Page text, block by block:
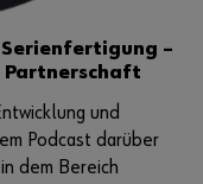
Serienfertigung –
Partnerschaft
und
Podcast darüber
dem Bereich